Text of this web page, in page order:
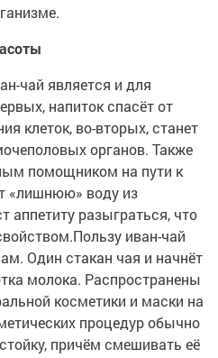
чай является и для
напиток спасёт от
клеток, во-вторых, станет
органов. Также
помощником на пути к
«лишнюю» воду из
аппетиту разыграться, что
иван-чай
Один стакан чая и начнёт
молока. Распространены
косметики и маски на
процедур обычно
причём смешивать её